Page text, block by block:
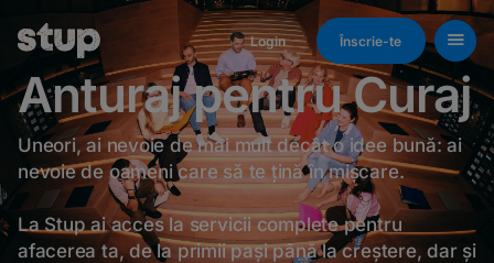
Login Înscrie-te
Anturaj pentru Curaj
Uneori, ai nevoie de mai mult decât o idee bună: ai
nevoie de oameni care să te țină în mișcare.
La Stup ai acces la servicii complete pentru
afacerea ta, de la primii pași până la creștere, dar și